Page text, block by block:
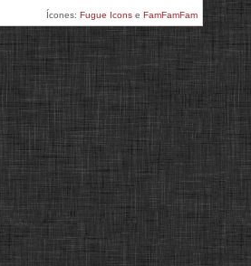
Ícones: Fugue Icons e FamFamFam